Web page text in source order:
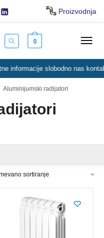
Proizvodnja
0
informacije slobodno nas
Aluminijumski radijatori